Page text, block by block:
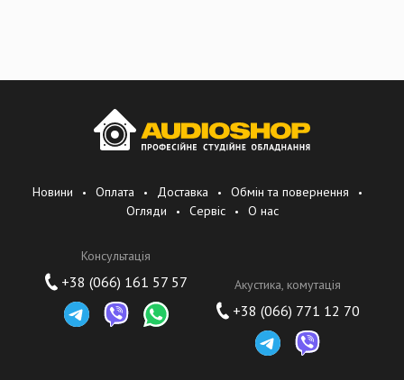
Новини Оплата Доставка
Обмін та повернення
Огляди
Сервіс О нас
Консультація
+38 (066) 161 57 57 Акустика, комутація
+38 (066) 771 12 70